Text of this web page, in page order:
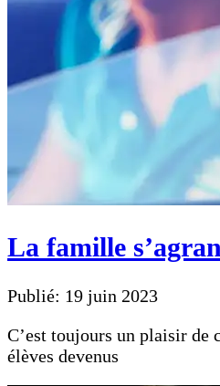
La famille
Publié: 19 juin 2023
C’est toujours un plaisir de
élèves devenus